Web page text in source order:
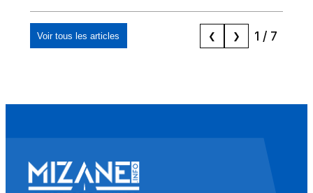
condamnation
Voir tous les articles ❮ ❯ 1 / 7